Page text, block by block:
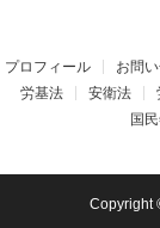
プロフィール お問
労基法
安衛法
国
Copyright